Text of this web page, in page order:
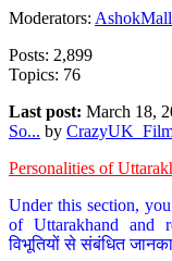
Moderators: AshokMall
Posts: 2,899
Topics: 76
Last post: March 18,
So... by
Personalities of
Under this section,
of Uttarakhand and
विभूतियों से संबंधित